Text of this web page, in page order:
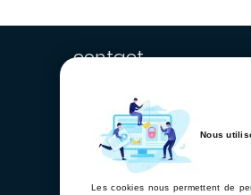
Nous
Les cookies nous permettent de
contact